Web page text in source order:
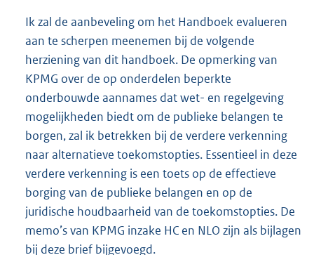
Ik zal de aanbeveling om het Handboek evalueren
aan te scherpen meenemen bij de volgende
herziening van dit handboek. De opmerking van
KPMG over de op onderdelen beperkte
onderbouwde aannames dat wet- en regelgeving
mogelijkheden biedt om de publieke belangen te
borgen, zal ik betrekken bij de verdere verkenning
naar alternatieve toekomstopties. Essentieel in deze
verdere verkenning is een toets op de effectieve
borging van de publieke belangen en op de
juridische houdbaarheid van de toekomstopties. De
memo’s van KPMG inzake HC en NLO zijn als bijlagen
bij deze brief bijgevoegd.